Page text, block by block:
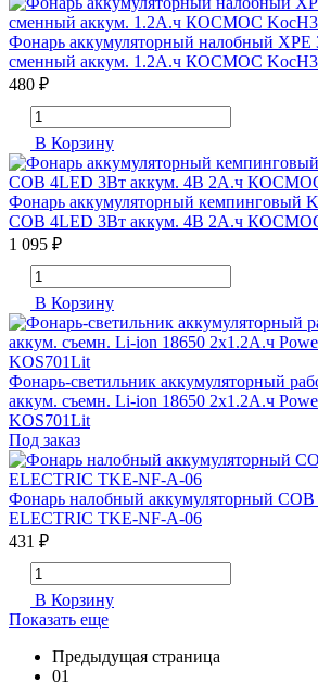
Фонарь аккумуляторный налобный
сменный аккум. 1.2А.ч КОСМОС
480 ₽
В Корзину
Фонарь аккумуляторный кемпинговый
COB 4LED 3Вт аккум. 4В 2А.ч
1 095 ₽
В Корзину
Фонарь-светильник аккумуляторный
аккум. съемн. Li-ion 18650 2х1.2А.ч
KOS701Lit
Под заказ
Фонарь налобный аккумуляторный
ELECTRIC TKE-NF-A-06
431 ₽
В Корзину
Показать еще
Предыдущая страница
01